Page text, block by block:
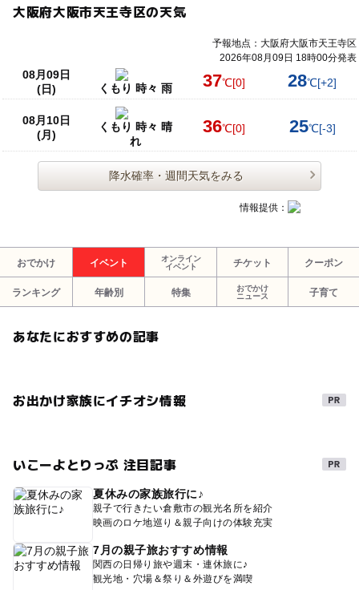
大阪府大阪市天王寺区の天気
予報地点：大阪府大阪市天王寺区
2026年08月09日 18時00分発表
08月09日
(日)
くもり 時々 雨 37℃[0] 28℃[+2]
08月10日
(月)
くもり 時々 晴
れ
36℃[0] 25℃[-3]
降水確率・週間天気をみる
情報提供：
おでかけ イベント
オンライン
イベント
チケット クーポン
ランキング 年齢別 特集
おでかけ
ニュース
子育て
あなたにおすすめの記事
お出かけ家族にイチオシ情報
いこーよとりっぷ 注目記事
夏休みの家族旅行に♪
親子で行きたい倉敷市の観光名所を紹介
映画のロケ地巡り＆親子向けの体験充実
7月の親子旅おすすめ情報
関西の日帰り旅や週末・連休旅に♪
観光地・穴場＆祭り＆外遊びを満喫